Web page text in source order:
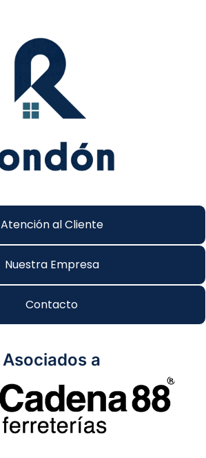
Atención al Cliente
Nuestra Empresa
Contacto
Asociados a